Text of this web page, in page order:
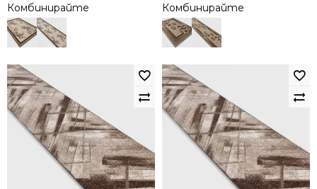
Комбинирайте Комбинирайте